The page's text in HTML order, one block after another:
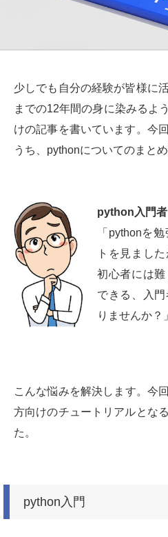
少しでも自分の経験が皆様に
までの12年間の身に染みるよ
けの記事を書いています。今
うち、pythonについてのまとめ
python入門者
「pythonを
トを見まし
初心者には
できる、入
りませんか？」
こんな悩みを解決します。今
方向けのチュートリアルとな
た。
python入門